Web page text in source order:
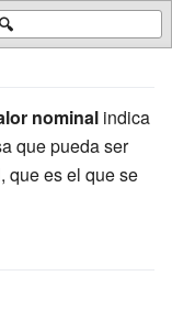
🔍
nominal indica
que pueda ser
, que es el que se